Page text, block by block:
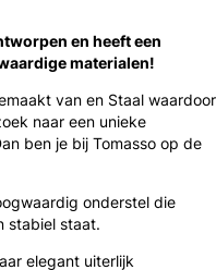
en heeft een
materialen!
van en Staal waardoor
naar een unieke
ben je bij Tomasso op de
onderstel die
stabiel staat.
elegant uiterlijk